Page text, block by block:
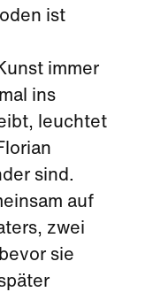
ist
immer
ins
leuchtet
sind.
auf
zwei
sie